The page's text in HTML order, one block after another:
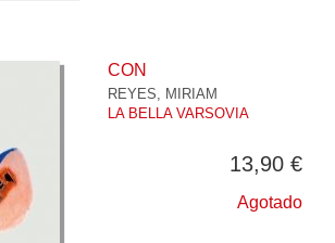
CON
REYES, MIRIAM
LA BELLA VARSOVIA
13,90 €
Agotado